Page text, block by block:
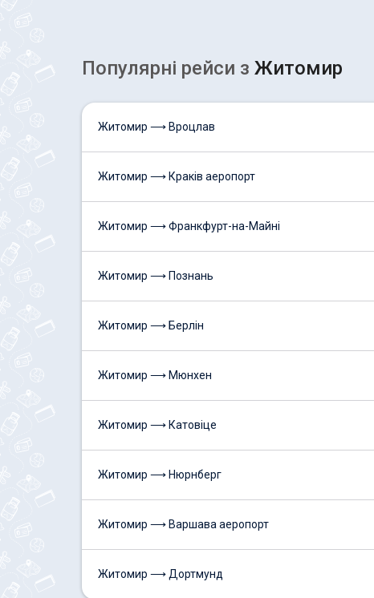
Популярні рейcи з Житомир
Житомир ⟶ Вроцлав
Житомир ⟶ Краків аеропорт
Житомир ⟶ Франкфурт-на-Майні
Житомир ⟶ Познань
Житомир ⟶ Берлін
Житомир ⟶ Мюнхен
Житомир ⟶ Катовіце
Житомир ⟶ Нюрнберг
Житомир ⟶ Варшава аеропорт
Житомир ⟶ Дортмунд